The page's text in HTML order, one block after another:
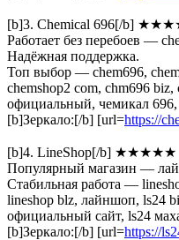
[b]3. Chemical 696[/b]
Работает без перебоев —
Надёжная поддержка.
Топ выбор — chem696,
chemshop2 com, chm696
официальный, чемикал
[b]Зеркало:[/b] [url=https://
[b]4. LineShop[/b] ★★★★★
Популярный магазин —
Стабильная работа —
lineshop blz, лайншоп, ls24
официальный сайт, ls24
[b]Зеркало:[/b] [url=https://